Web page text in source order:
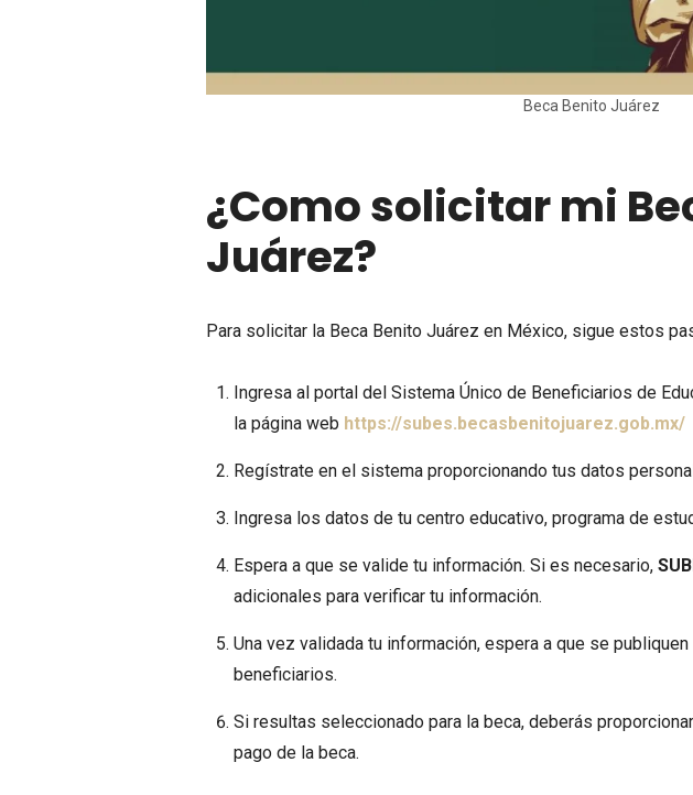
Beca Benito Juárez
¿Como solicitar mi
Juárez?
Para solicitar la Beca Benito Juárez en México, sigue estos
Ingresa al portal del Sistema Único de Beneficiarios de
la página web https://subes.becasbenitojuarez.gob.mx/
Regístrate en el sistema proporcionando tus datos
Ingresa los datos de tu centro educativo, programa de
Espera a que se valide tu información. Si es necesario,
adicionales para verificar tu información.
Una vez validada tu información, espera a que se
beneficiarios.
Si resultas seleccionado para la beca, deberás
pago de la beca.
Beca Rita Cetina
el 15 de septiembre